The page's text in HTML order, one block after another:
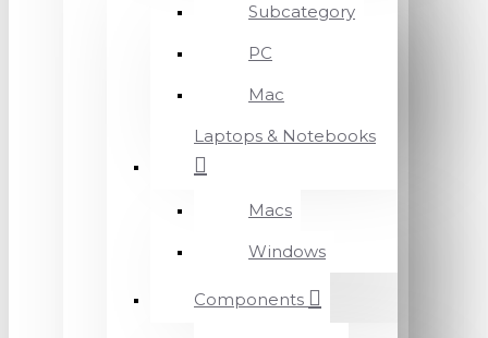
Subcategory
PC
Mac
Laptops & Notebooks
Macs
Windows
Components